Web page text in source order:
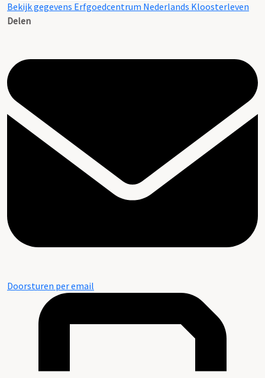
Bekijk gegevens Erfgoedcentrum Nederlands Kloosterleven
Delen
Doorsturen per email